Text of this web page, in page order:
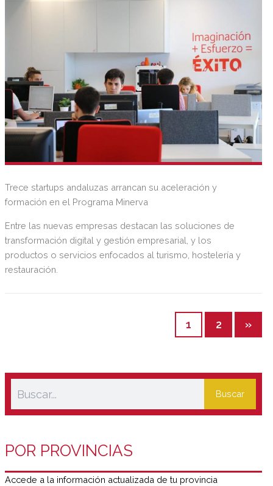
Trece startups andaluzas arrancan su aceleración y
formación en el Programa Minerva
Entre las nuevas empresas destacan las soluciones de
transformación digital y gestión empresarial, y los
productos o servicios enfocados al turismo, hostelería y
restauración.
1 2 »
Buscar
POR PROVINCIAS
Accede a la información actualizada de tu provincia